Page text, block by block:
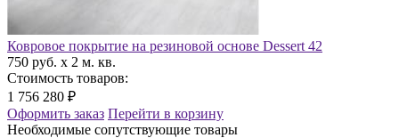
Ковровое покрытие на резиновой основе Dessert 42
750 руб. x 2 м. кв.
Стоимость товаров:
1 756 280 ₽
Оформить заказ Перейти в корзину
Необходимые сопутствующие товары